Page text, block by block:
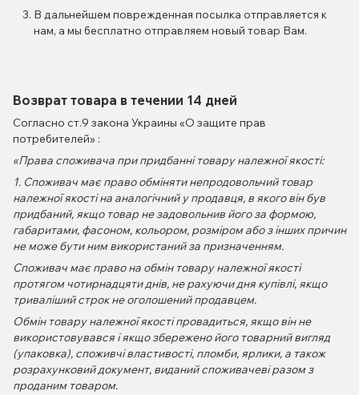
В дальнейшем поврежденная посылка отправляется к
нам, а мы бесплатно отправляем новый товар Вам.
Возврат товара в течении 14 дней
Согласно ст.9 закона Украины «О защите прав
потребителей» :
«Права споживача при придбанні товару належної якості:
1. Споживач має право обміняти непродовольчий товар
належної якості на аналогічний у продавця, в якого він був
придбаний, якщо товар не задовольнив його за формою,
габаритами, фасоном, кольором, розміром або з інших причин
не може бути ним використаний за призначенням.
Споживач має право на обмін товару належної якості
протягом чотирнадцяти днів, не рахуючи дня купівлі, якщо
триваліший строк не оголошений продавцем.
Обмін товару належної якості провадиться, якщо він не
використовувався і якщо збережено його товарний вигляд
(упаковка), споживчі властивості, пломби, ярлики, а також
розрахунковий документ, виданий споживачеві разом з
проданим товаром.